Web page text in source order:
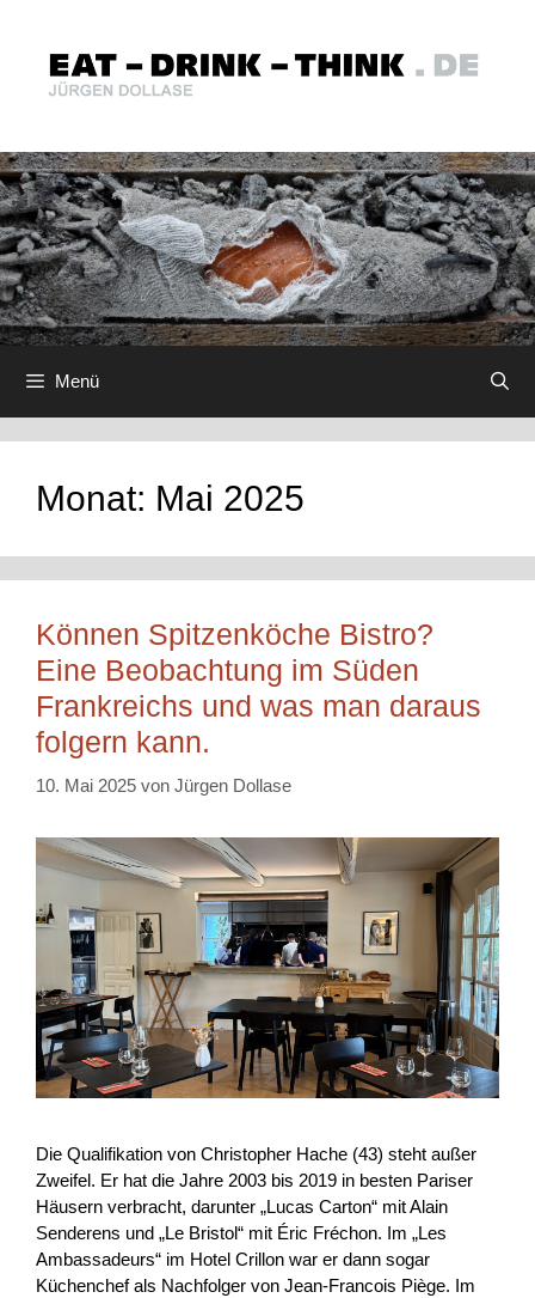
springen
Menü
Monat: Mai 2025
Können Spitzenköche Bistro?
Eine Beobachtung im Süden
Frankreichs und was man daraus
folgern kann.
10. Mai 2025 von Jürgen Dollase
Die Qualifikation von Christopher Hache (43) steht außer
Zweifel. Er hat die Jahre 2003 bis 2019 in besten Pariser
Häusern verbracht, darunter „Lucas Carton“ mit Alain
Senderens und „Le Bristol“ mit Éric Fréchon. Im „Les
Ambassadeurs“ im Hotel Crillon war er dann sogar
Küchenchef als Nachfolger von Jean-Francois Piège. Im